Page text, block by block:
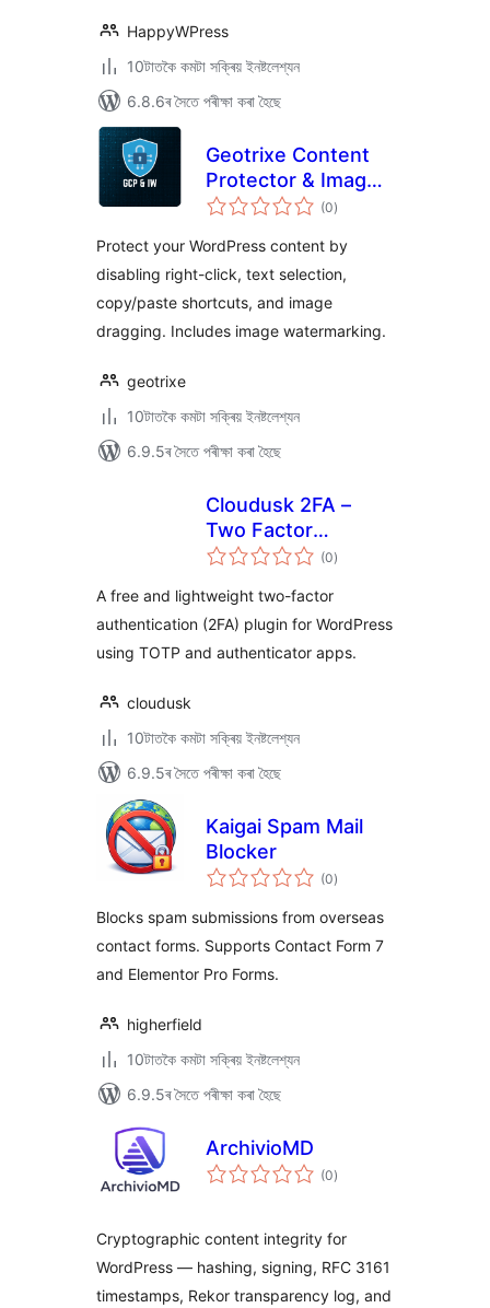
HappyWPress
10টাতকৈ কমটা সক্ৰিয় ইনষ্টলেশ্যন
6.8.6ৰ সৈতে পৰীক্ষা কৰা হৈছে
Geotrixe Content
Protector & Image
Watermarker(0টা
মুঠ)
Protect your WordPress content by
disabling right-click, text selection,
copy/paste shortcuts, and image
dragging. Includes image watermarking.
geotrixe
10টাতকৈ কমটা সক্ৰিয় ইনষ্টলেশ্যন
6.9.5ৰ সৈতে পৰীক্ষা কৰা হৈছে
Cloudusk 2FA –
Two Factor
Authentication
(0টা
মুঠ)
A free and lightweight two-factor
authentication (2FA) plugin for WordPress
using TOTP and authenticator apps.
cloudusk
10টাতকৈ কমটা সক্ৰিয় ইনষ্টলেশ্যন
6.9.5ৰ সৈতে পৰীক্ষা কৰা হৈছে
Kaigai Spam Mail
Blocker
(0টা
মুঠ)
Blocks spam submissions from overseas
contact forms. Supports Contact Form 7
and Elementor Pro Forms.
higherfield
10টাতকৈ কমটা সক্ৰিয় ইনষ্টলেশ্যন
6.9.5ৰ সৈতে পৰীক্ষা কৰা হৈছে
ArchivioMD
(0টা
মুঠ)
Cryptographic content integrity for
WordPress — hashing, signing, RFC 3161
timestamps, Rekor transparency log, and